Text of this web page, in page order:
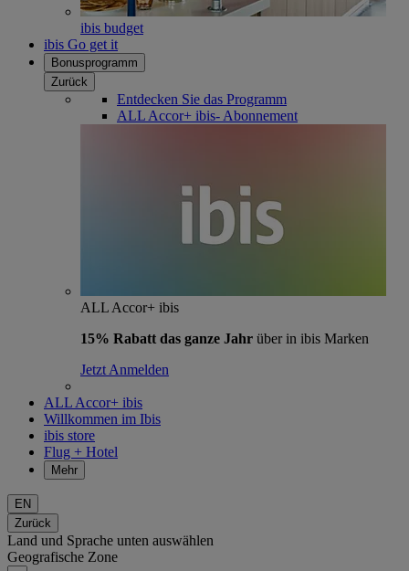
ibis budget
ibis Go get it
Bonusprogramm
Zurück
Entdecken Sie das Programm
ALL Accor+ ibis- Abonnement
ALL Accor+ ibis
15% Rabatt das ganze Jahr über in ibis Marken
Jetzt Anmelden
ALL Accor+ ibis
Willkommen im Ibis
ibis store
Flug + Hotel
Mehr
EN
Zurück
Land und Sprache unten auswählen
Geografische Zone